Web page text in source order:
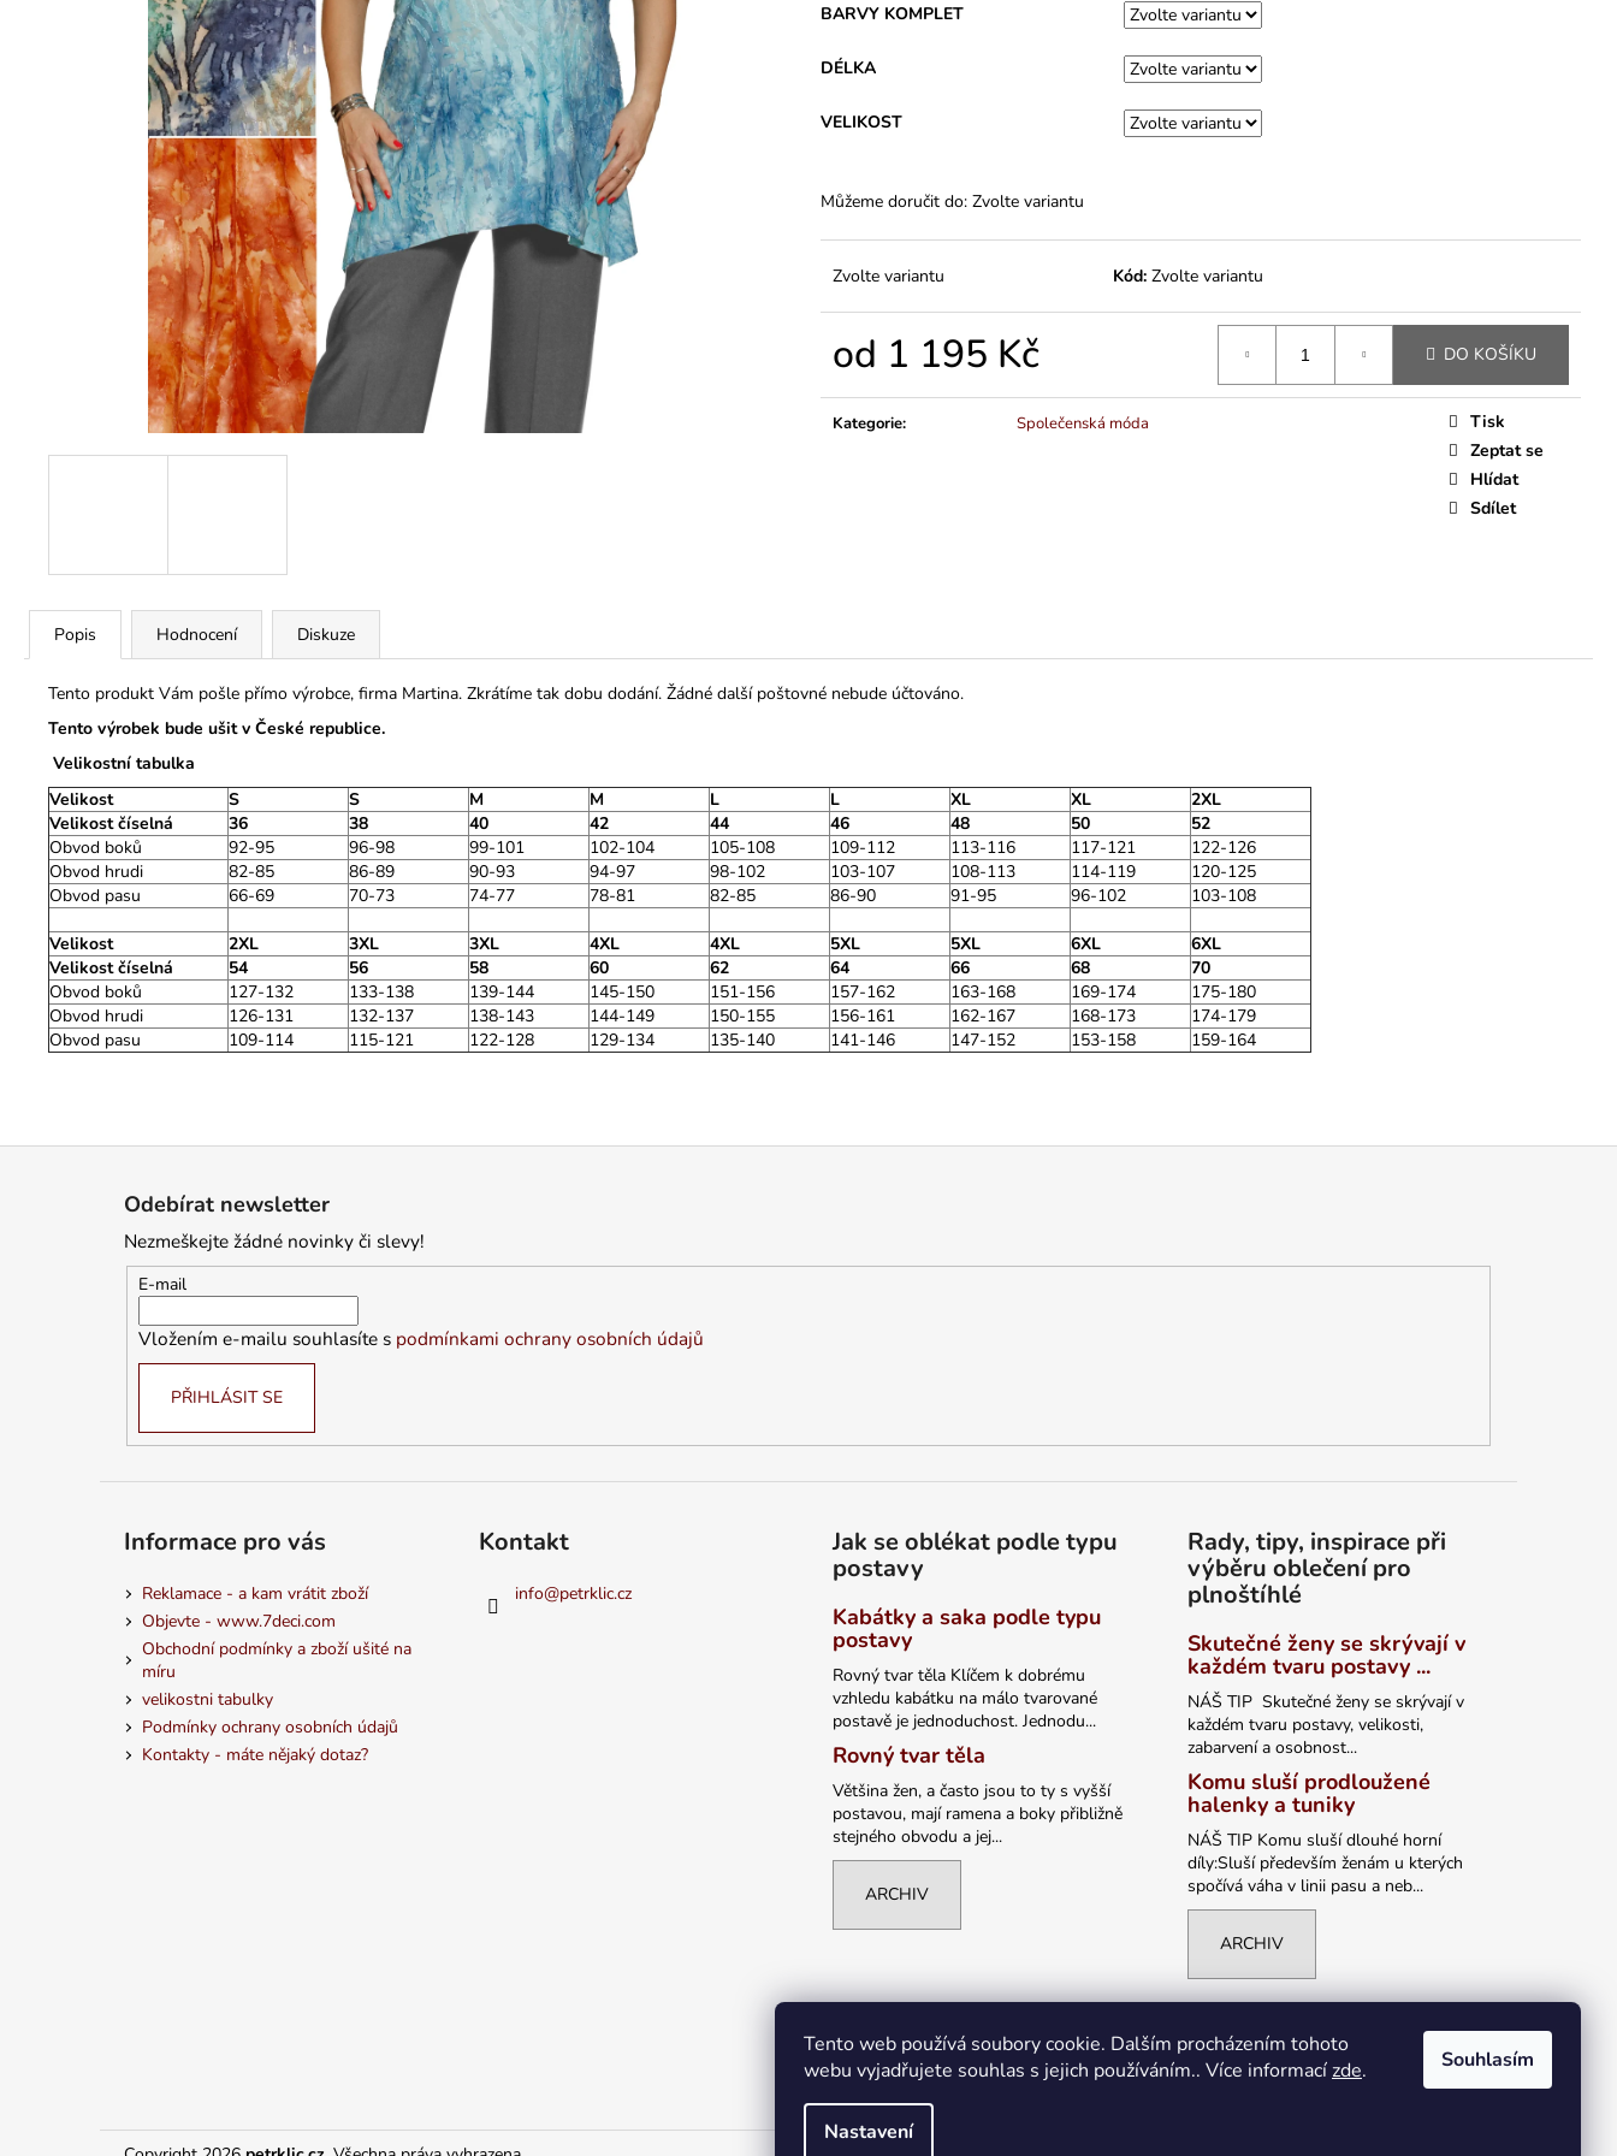
Tento web používá soubory cookie. Dalším procházením tohoto
webu vyjadřujete souhlas s jejich používáním.. Více informacízde.
Nastavení
Souhlasím
BARVY KOMPLET
DÉLKA
VELIKOST
Můžeme doručit do: Zvolte variantu
Zvolte variantu Kód: Zvolte variantu
od 1 195 Kč DO KOŠÍKU
Kategorie: Společenská móda
Tisk
Zeptat se
Hlídat
Sdílet
Popis Hodnocení Diskuze
Tento produkt Vám pošle přímo výrobce, firma Martina. Zkrátíme tak dobu dodání. Žádné další poštovné nebude účtováno.
Tento výrobek bude ušit v České republice.
Velikostní tabulka
Velikost
S S M M L L XL XL
2XL
Velikost číselná
36 38 40 42 44 46 48 50
52
Obvod boků
92-95 96-98 99-101 102-104 105-108 109-112 113-116 117-121
122-126
Obvod hrudi
82-85 86-89 90-93 94-97 98-102 103-107 108-113 114-119
120-125
Obvod pasu
66-69 70-73 74-77 78-81 82-85 86-90 91-95 96-102 103-108
Velikost 2XL 3XL 3XL 4XL 4XL 5XL 5XL 6XL
6XL
Velikost číselná
54 56 58 60 62 64 66 68
70
Obvod boků
127-132 133-138 139-144 145-150 151-156 157-162 163-168 169-174
175-180
Obvod hrudi
126-131 132-137 138-143 144-149 150-155 156-161 162-167 168-173
174-179
Obvod pasu
109-114 115-121 122-128 129-134 135-140 141-146 147-152 153-158 159-164
1 290 Kč
1 200 Kč
145 Kč
Odebírat newsletter
Nezmeškejte žádné novinky či slevy!
E-mail
Vložením e-mailu souhlasíte s podmínkami ochrany osobních údajů
PŘIHLÁSIT SE
Informace pro vás
Reklamace - a kam vrátit zboží
Objevte - www.7deci.com
Obchodní podmínky a zboží ušité na
míru
velikostni tabulky
Podmínky ochrany osobních údajů
Kontakty - máte nějaký dotaz?
Kontakt
info@petrklic.cz
Jak se oblékat podle typu
postavy
Kabátky a saka podle typu
postavy
Rovný tvar těla Klíčem k dobrému
vzhledu kabátku na málo tvarované
postavě je jednoduchost. Jednodu...
Rovný tvar těla
Většina žen, a často jsou to ty s vyšší
postavou, mají ramena a boky přibližně
stejného obvodu a jej...
ARCHIV
Rady, tipy, inspirace při
výběru oblečení pro
plnoštíhlé
Skutečné ženy se skrývají v
každém tvaru postavy ...
NÁŠ TIP Skutečné ženy se skrývají v
každém tvaru postavy, velikosti,
zabarvení a osobnost...
Komu sluší prodloužené
halenky a tuniky
NÁŠ TIP Komu sluší dlouhé horní
díly:Sluší především ženám u kterých
spočívá váha v linii pasu a neb...
ARCHIV